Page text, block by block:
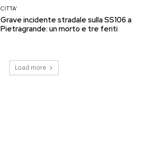
CITTA'
Grave incidente stradale sulla SS106 a
Pietragrande: un morto e tre feriti
Load more